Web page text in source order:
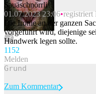
Beitrag melden
Sauäschnörrli
01.07.2023 23:06 registriert
Die Ironie an der ganzen
vorgeführt wird, diejenige
Handwerk legen sollte.
1152
Melden
Zum Kommentar